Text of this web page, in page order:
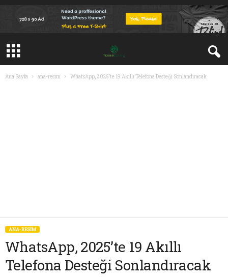
Ana Sayfa ana-resim WhatsApp, 2025’te 19 Akıllı Telefona Desteği Sonlandıracak
ANA-RESIM
WhatsApp, 2025’te 19 Akıllı
Telefona Desteği Sonlandıracak